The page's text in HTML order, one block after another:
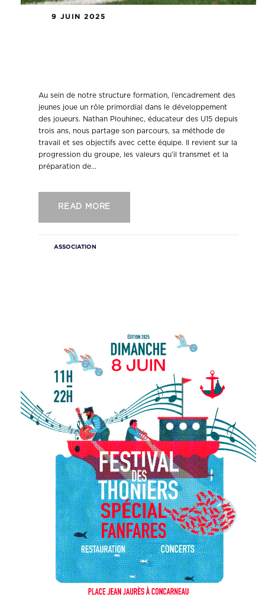
9 JUIN 2025
Au sein de notre structure formation, l’encadrement des
jeunes joue un rôle primordial dans le développement
des joueurs. Nathan Plouhinec, éducateur des U15 depuis
trois ans, nous partage son parcours, sa méthode de
travail et ses objectifs avec cette équipe. Il revient sur la
progression du groupe, les valeurs qu’il transmet et la
préparation de...
READ MORE
ASSOCIATION